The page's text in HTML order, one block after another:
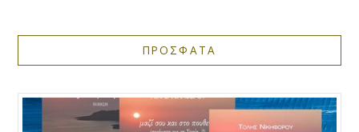
ΠΡΟΣΦΑΤΑ